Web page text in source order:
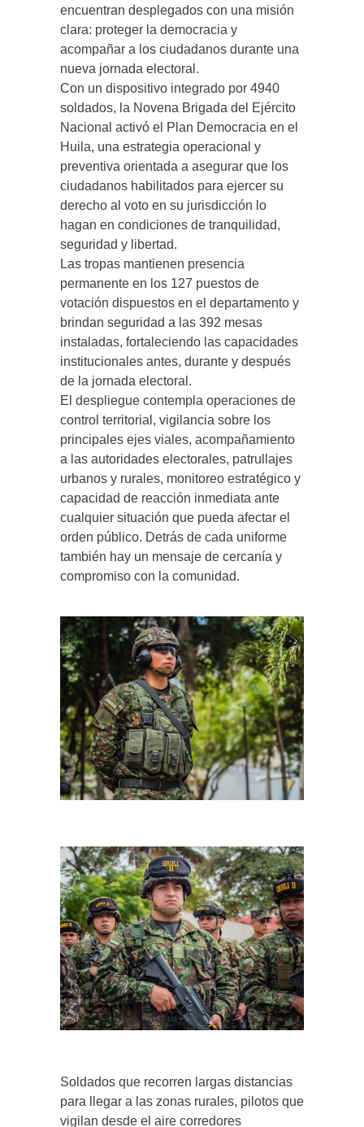
encuentran desplegados con una misión
clara: proteger la democracia y
acompañar a los ciudadanos durante una
nueva jornada electoral.
Con un dispositivo integrado por 4940
soldados, la Novena Brigada del Ejército
Nacional activó el Plan Democracia en el
Huila, una estrategia operacional y
preventiva orientada a asegurar que los
ciudadanos habilitados para ejercer su
derecho al voto en su jurisdicción lo
hagan en condiciones de tranquilidad,
seguridad y libertad.
Las tropas mantienen presencia
permanente en los 127 puestos de
votación dispuestos en el departamento y
brindan seguridad a las 392 mesas
instaladas, fortaleciendo las capacidades
institucionales antes, durante y después
de la jornada electoral.
El despliegue contempla operaciones de
control territorial, vigilancia sobre los
principales ejes viales, acompañamiento
a las autoridades electorales, patrullajes
urbanos y rurales, monitoreo estratégico y
capacidad de reacción inmediata ante
cualquier situación que pueda afectar el
orden público. Detrás de cada uniforme
también hay un mensaje de cercanía y
compromiso con la comunidad.
Soldados que recorren largas distancias
para llegar a las zonas rurales, pilotos que
vigilan desde el aire corredores